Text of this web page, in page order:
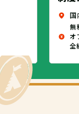
無
オ
全